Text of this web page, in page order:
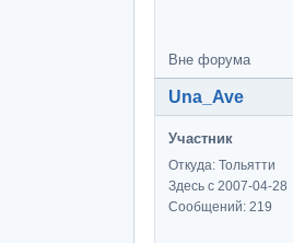
Вне форума
Una_Ave
Участник
Откуда: Тольятти
Здесь с 2007-04-28
Сообщений: 219